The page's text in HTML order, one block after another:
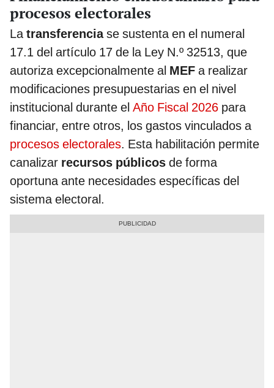
procesos electorales
La transferenciase sustenta en el numeral
17.1 del artículo 17 de la Ley N.º 32513, que
autoriza excepcionalmente al MEF a realizar
modificaciones presupuestarias en el nivel
institucional durante el Año Fiscal 2026 para
financiar, entre otros, los gastos vinculados a
procesos electorales. Esta habilitación permite
canalizar recursos públicos de forma
oportuna ante necesidades específicas del
sistema electoral.